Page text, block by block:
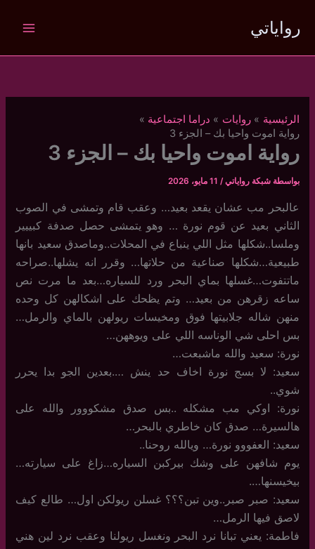
المحتوى
رواياتي
الرئيسية روايات
دراما اجتماعية
رواية اموت واحيا بك – الجزء 3
رواية اموت واحيا بك – الجزء 3
بواسطة شبكة رواياتي/ 11 مايو، 2026
عالبحر مب عشان يقعد بعيد… وعقب قام وتمشى في الصوب
الثاني بعيد عن قوم نورة … وهو يتمشى حصل صدفة كبييير
وملسا..شكلها مثل اللي ينباع في المحلات..وماصدق سعيد بانها
طبيعية…شكلها صناعية من حلاتها… وقرر انه يشلها..صراحه
ماتتفوت…غسلها بماي البحر ورد للسياره…بعد ما مرت نص
ساعه زقرهن من بعيد… وتم يظحك على اشكالهن كل وحده
منهن شاله جلابيتها فوق ومخيسات ريولهن بالماي والرمل…
بس احلى شي الوناسه اللي على ويوههن…
نورة: سعيد والله ماشبعت…
سعيد: لا بسج نورة اخاف حد ينش ….بعدين الجو بدا يحرر
شوي..
نورة: اوكي مب مشكله ..بس صدق مشكووور والله على
هالسيرة… صدق كان خاطري بالبحر…
سعيد: العفووو نورة… ويالله روحنا..
يوم شافهن على وشك بيركبن السياره…زاغ على سيارته…
بيخيسنها….
سعيد: صبر صبر..وين تبن؟؟؟ غسلن ريولكن اول… طالع كيف
لاصق فيها الرمل…
فاطمة: يعني تبانا نرد البحر ونغسل ريولنا وعقب نرد لين هني